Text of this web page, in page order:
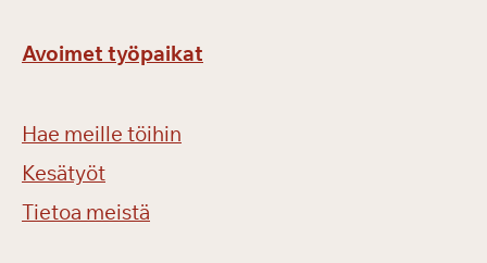
Avoimet työpaikat
Hae meille töihin
Kesätyöt
Tietoa meistä